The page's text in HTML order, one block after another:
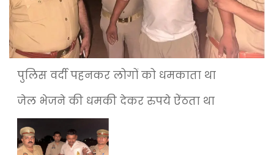
पुलिस वर्दी पहनकर लोगों को धमकाता था
जेल भेजने की धमकी देकर रुपये ऐंठता था